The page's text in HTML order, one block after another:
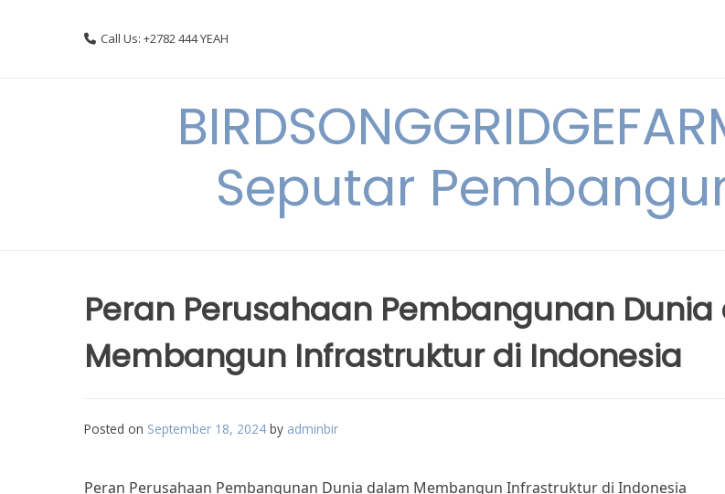
Call Us: +2782 444 YEAH
Seputar
Peran Perusahaan Pembangunan
Membangun Infrastruktur di Indonesia
Posted on September 18, 2024 by adminbir
Peran Perusahaan Pembangunan Dunia dalam Membangun Infrastruktur di Indonesia